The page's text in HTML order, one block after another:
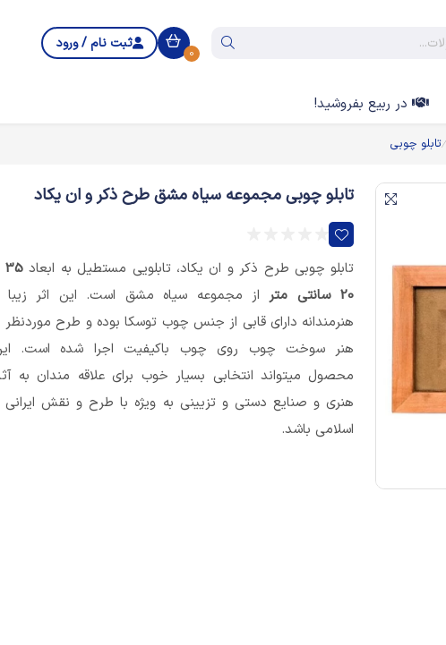
0
ثبت نام / ورود
در ربیع بفروشید!
تابلو چوبی
تابلو چوبی مجموعه سیاه مشق طرح ذکر و ان یکاد
تابلو چوبی طرح ذکر و ان یکاد، تابلویی مستطیل به ابعاد
20 سانتی متر
از مجموعه سیاه مشق است. این اثر زیبا
هنرمندانه دارای قابی از جنس چوب توسکا بوده و طرح موردنظر
هنر سوخت چوب روی چوب باکیفیت اجرا شده است.
محصول میتواند انتخابی بسیار خوب برای علاقه مندان به
هنری و صنایع دستی و تزیینی به ویژه با طرح و نقش ایرانی
اسلامی باشد.